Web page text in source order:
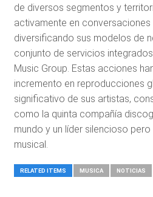
de diversos segmentos y
activamente en conversaciones
diversificando sus modelos de
conjunto de servicios
Music Group. Estas acciones
incremento en reproducciones
significativo de sus artistas,
como la quinta compañía
mundo y un líder silencioso
musical.
RELATED ITEMS MUSICA NOTICIAS